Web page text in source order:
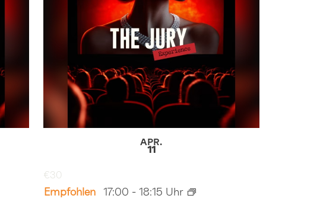
APR.
11
Empfohlen 17:00 - 18:15
€30